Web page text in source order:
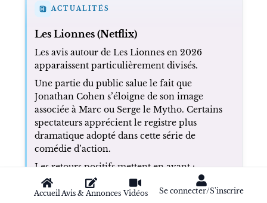
AccueilAvis & Annonces Vidéos Se connecter/S'inscrire
ACTUALITÉS
Les Lionnes (Netflix)
Les avis autour de Les Lionnes en 2026
apparaissent particulièrement divisés.
Une partie du public salue le fait que
Jonathan Cohen s’éloigne de son image
associée à Marc ou Serge le Mytho. Certains
spectateurs apprécient le registre plus
dramatique adopté dans cette série de
comédie d’action.
Les retours positifs mettent en avant :
une énergie jugée efficace et rafraîchissante
une dynamique de groupe portée par les